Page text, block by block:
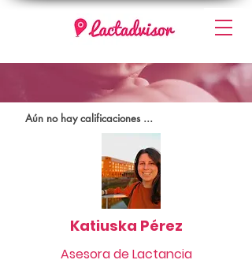
Aún no hay calificaciones ...
Katiuska Pérez
Asesora de Lactancia